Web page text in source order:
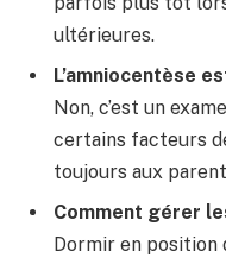
ultérieures.
L’amniocentèse
Non, c’est un
certains facteurs
toujours aux
Comment gérer
Dormir en